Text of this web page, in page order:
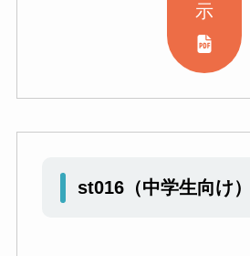
示
st016 （中学生向け）